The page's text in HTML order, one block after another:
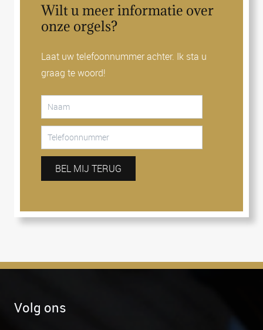
Wilt u meer informatie over
onze orgels?
Laat uw telefoonnummer achter. Ik sta u
graag te woord!
BEL MIJ TERUG
Volg ons